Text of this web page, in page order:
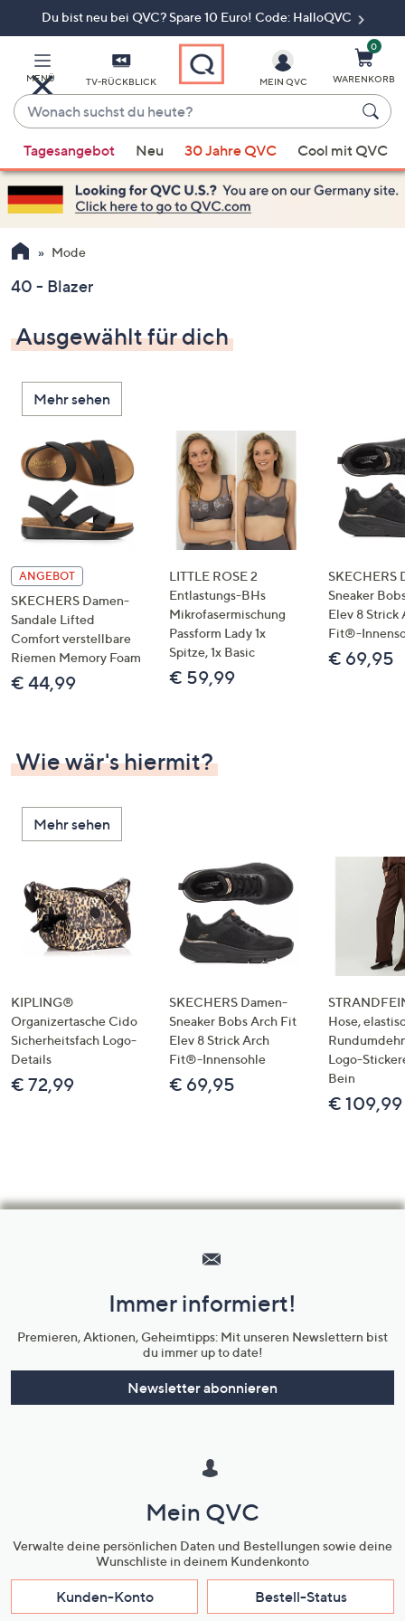
Du bist neu bei QVC? Spare 10 Euro! Code: HalloQVC
MENÜ TV-RÜCKBLICK
Wonach
suchst
du
heute?
Vorschläge
verfügbar
sind,
verwenden
Sie
Pfeiltasten
oben
und
nach
unten
oder
wischen
Sie
Touch-
Geräten
links
bzw.
rechts,
um
diese
anzuzeigen.
MEIN QVC
0
WARENKORB
Tagesangebot Neu 30 Jahre QVC Cool mit QVC
Mode
40 - Blazer
Ausgewählt für dich
Mehr sehen
ANGEBOT
SKECHERS Damen-
Sandale Lifted
Comfort verstellbare
Riemen Memory Foam
€ 44,99
LITTLE ROSE 2
Entlastungs-BHs
Mikrofasermischung
Passform Lady 1x
Spitze, 1x Basic
€ 59,99
SKECHERS
Sneaker
Elev 8 Strick
Fit®-
€ 69,95
Wie wär's hiermit?
Mehr sehen
KIPLING®
Organizertasche Cido
Sicherheitsfach Logo-
Details
€ 72,99
SKECHERS Damen-
Sneaker Bobs Arch Fit
Elev 8 Strick Arch
Fit®-Innensohle
€ 69,95
Hose,
Logo-
Bein
€ 109,99
Unternehmensinformationen
Immer informiert!
Premieren, Aktionen, Geheimtipps: Mit unseren Newslettern bist
du immer up to date!
Newsletter abonnieren
Mein QVC
Verwalte deine persönlichen Daten und Bestellungen sowie deine
Wunschliste in deinem Kundenkonto
Kunden-Konto Bestell-Status